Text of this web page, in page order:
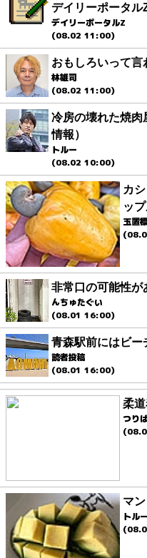
デイリーポータル
デイリーポータルZ
(08.02 11:00)
おもしろいって言
林雄司
(08.02 11:00)
冷房の壊れた焼肉
情報）
トルー
(08.02 10:00)
カ
ッ
玉置
非常口の可能性が
んちゅたぐい
(08.01 16:00)
青森駅前にはビー
読者投稿
(08.01 16:00)
柔
つり
マ
トルー